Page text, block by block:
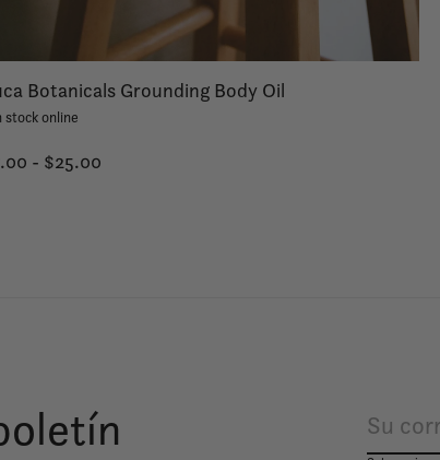
Botanicals Grounding Body Oil
stock online
- $25.00